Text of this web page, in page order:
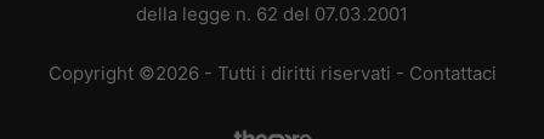
della legge n. 62 del 07.03.2001
Copyright ©2026 - Tutti i diritti riservati - Contattaci